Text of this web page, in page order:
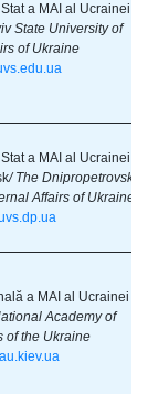
a MAI al Ucrainei
State University of
of Ukraine
a MAI al Ucrainei
/ The Dnipropetrovsk
Affairs of Ukraine
a MAI al Ucrainei
Academy of
of the Ukraine